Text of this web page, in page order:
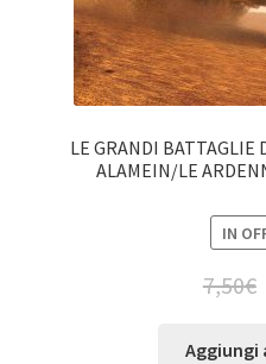
LE GRANDI BATTAGLIE
ALAMEIN/LE
IN
7,50€
Aggiungi